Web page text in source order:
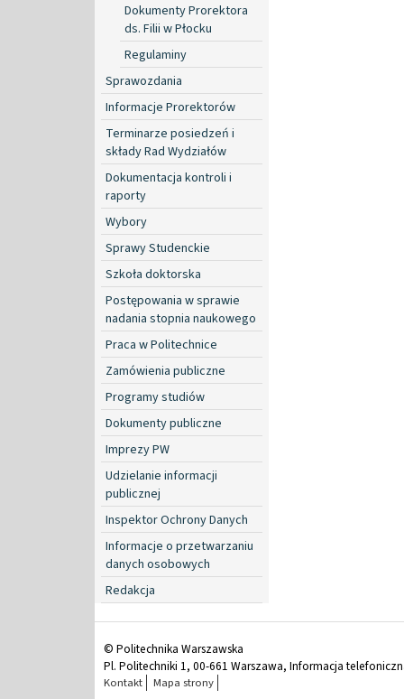
Dokumenty Prorektora
ds. Filii w Płocku
Regulaminy
Sprawozdania
Informacje Prorektorów
Terminarze posiedzeń i
składy Rad Wydziałów
Dokumentacja kontroli i
raporty
Wybory
Sprawy Studenckie
Szkoła doktorska
Postępowania w sprawie
nadania stopnia naukowego
Praca w Politechnice
Zamówienia publiczne
Programy studiów
Dokumenty publiczne
Imprezy PW
Udzielanie informacji
publicznej
Inspektor Ochrony Danych
Informacje o przetwarzaniu
danych osobowych
Redakcja
© Politechnika Warszawska
Pl. Politechniki 1, 00-661 Warszawa, Informacja
Kontakt Mapa strony